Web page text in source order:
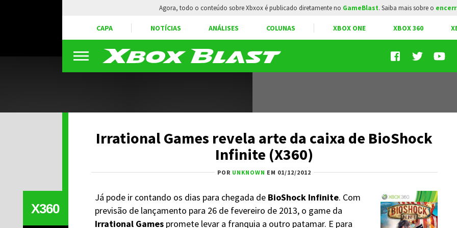
Agora, todo o conteúdo sobre Xbxox é publicado diretamente no GameBlast. Saiba mais sobre o
CAPA NOTÍCIAS ANÁLISES COLUNAS XBOX ONE XBOX 360
Irrational Games revela arte da caixa de BioShock
Infinite (X360)
POR UNKNOWN EM 01/12/2012
Já pode ir contando os dias para chegada de BioShock Infinite. Com
previsão de lançamento para 26 de fevereiro de 2013, o game da
Irrational Gamespromete levar a franquia a outro patamar. E para
X360